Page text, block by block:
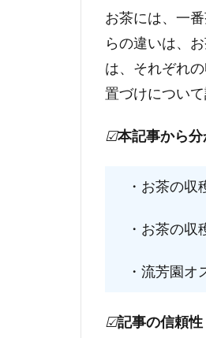
お茶には、一
らの違いは、
は、それぞれ
置づけについて
☑本記事から分
・お茶の収
・お茶の収
・流芳園オ
☑記事の信頼性